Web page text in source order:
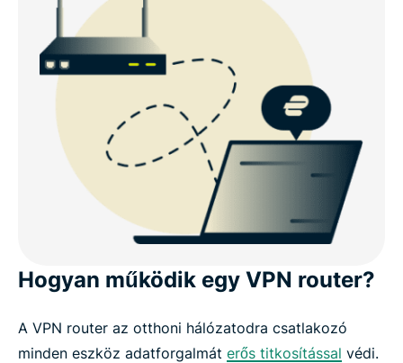
Hogyan működik egy VPN router?
A VPN router az otthoni hálózatodra csatlakozó
minden eszköz adatforgalmát erős titkosítással védi.